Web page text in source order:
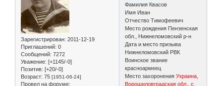
Зарегистрирован: 2011-12-19
Приглашений: 0
Сообщений: 7272
Уважение: [+1145/-0]
Позитив: [+20/-0]
Возраст: 75 [1951-06-24]
Провел на форуме:
Фамилия Квасов
Имя Иван
Отчество Тимофеевич
Место рождения Пензенская
обл., Нижнеломовский р-н
Дата и место призыва
Нижнеломовский РВК
Воинское звание
красноармеец
Место захороненияУкраина,
Ворошиловградская обл., с.